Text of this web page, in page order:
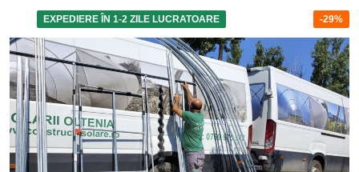
-29%
EXPEDIERE ÎN 1-2 ZILE LUCRATOARE